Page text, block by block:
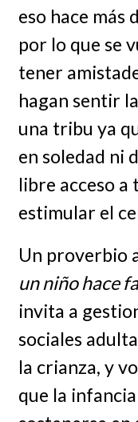
eso hace
por lo que se
tener
hagan sentir
una tribu ya
en soledad ni
libre acceso
estimular el
Un proverbio
un niño hace
invita a
sociales
la crianza, y
que la